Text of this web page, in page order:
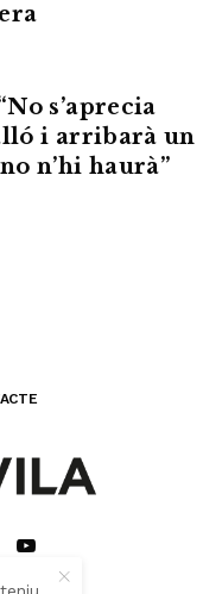
s’aprecia
i arribarà un
n’hi haurà”